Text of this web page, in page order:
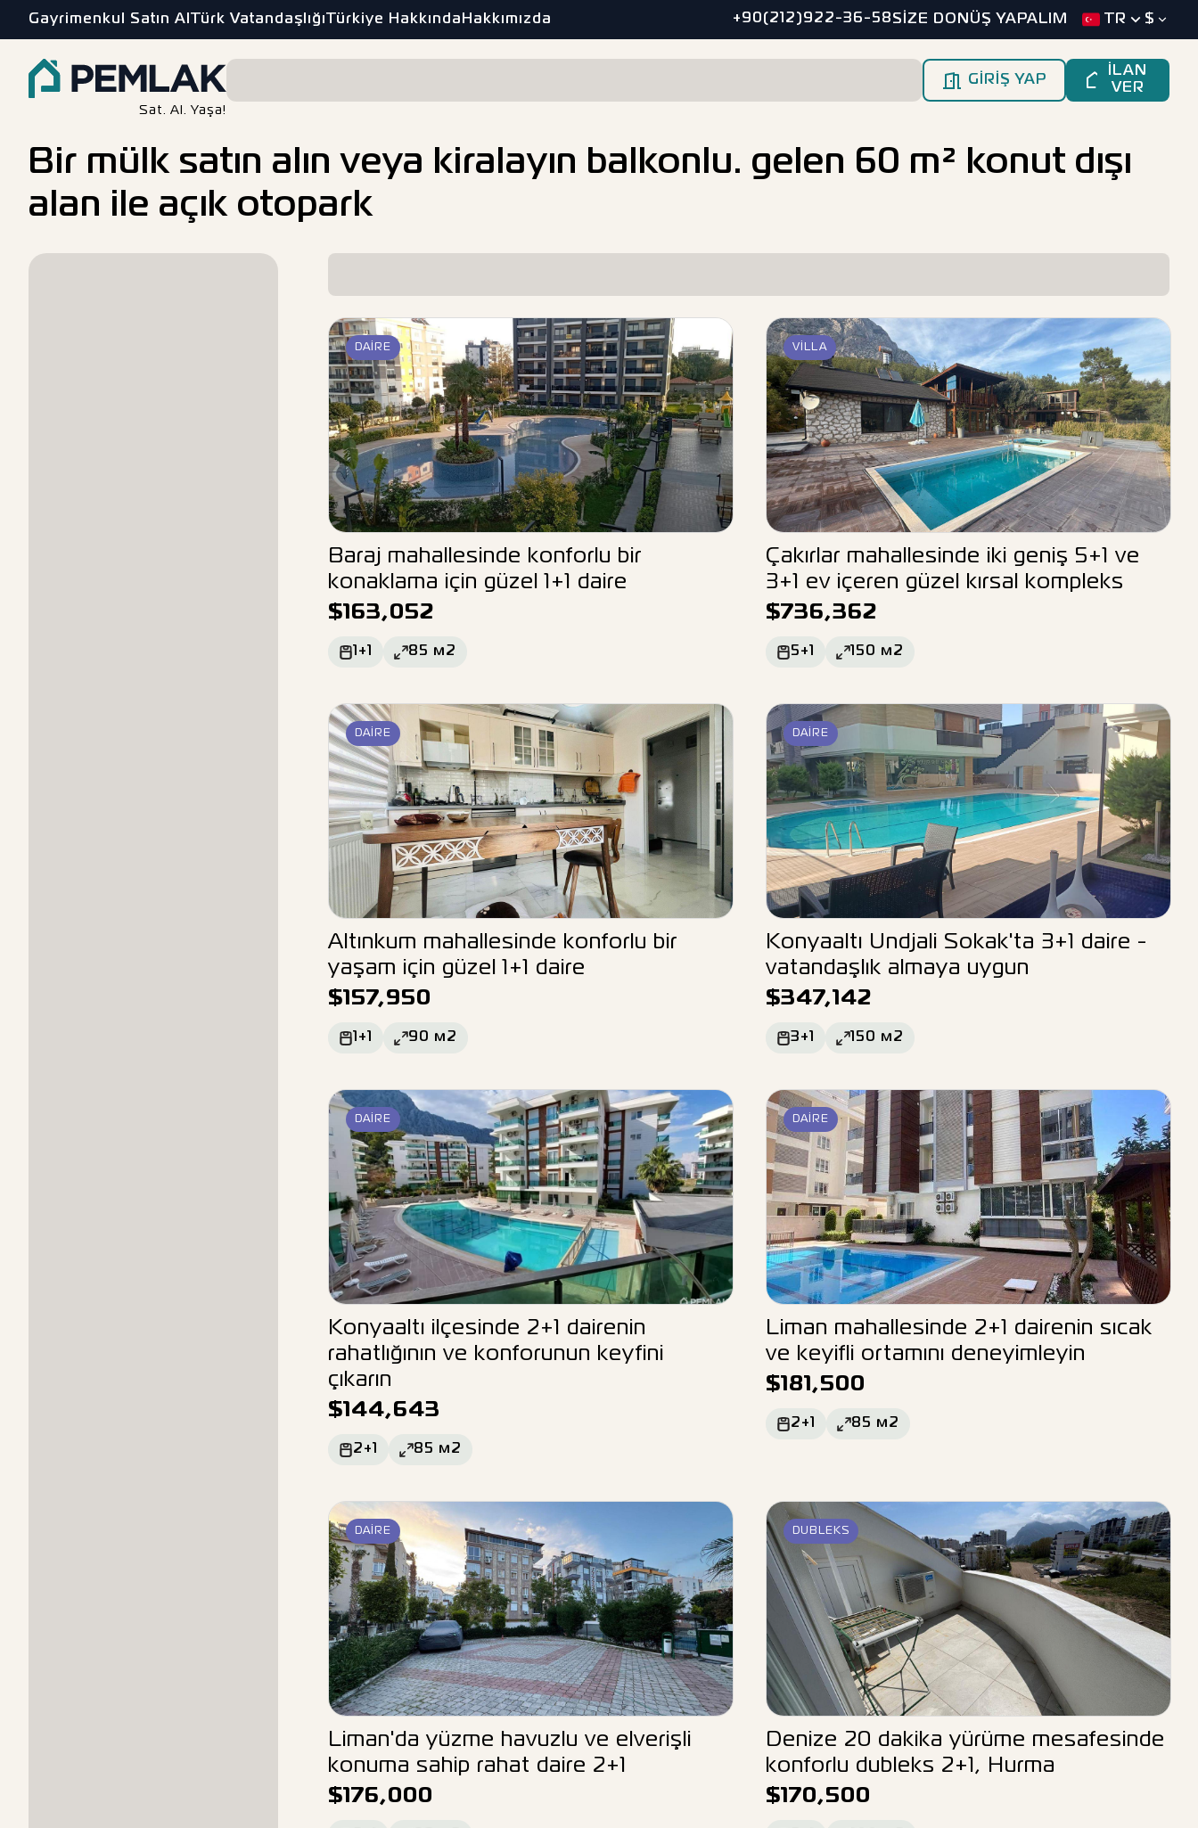
Gayrimenkul Satın Al Türk Vatandaşlığı Türkiye Hakkında Hakkımızda +90(212)922-36-58 SİZE DONÜŞ YAPALIM TR $
Sat. Al. Yaşa!
GİRİŞ YAP
İLAN
VER
Bir mülk satın alın veya kiralayın balkonlu. gelen 60 m² konut dışı
alan ile açık otopark
DAIRE
Baraj mahallesinde konforlu bir
konaklama için güzel 1+1 daire
$ 163,052
1+1 85 м2
VILLA
Çakırlar mahallesinde iki geniş 5+1 ve
3+1 ev içeren güzel kırsal kompleks
$736,362
5+1 150 м2
DAIRE
Altınkum mahallesinde konforlu bir
yaşam için güzel 1+1 daire
$ 157,950
1+1 90 м2
DAIRE
Konyaaltı Undjali Sokak'ta 3+1 daire -
vatandaşlık almaya uygun
$347,142
3+1 150 м2
DAIRE
Konyaaltı ilçesinde 2+1 dairenin
rahatlığının ve konforunun keyfini
çıkarın
$ 144,643
2+1 85 м2
DAIRE
Liman mahallesinde 2+1 dairenin sıcak
ve keyifli ortamını deneyimleyin
$ 181,500
2+1 85 м2
DAIRE
Liman'da yüzme havuzlu ve elverişli
konuma sahip rahat daire 2+1
$ 176,000
DUBLEKS
Denize 20 dakika yürüme mesafesinde
konforlu dubleks 2+1, Hurma
$ 170,500